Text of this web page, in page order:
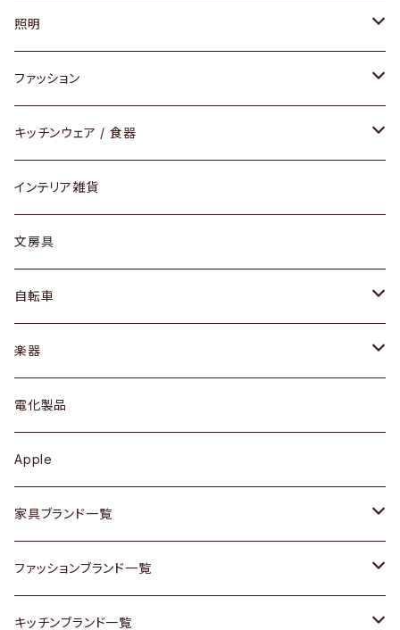
ソファ / ベンチ
チェア / スツール
ダイニングセット / ダイニングテーブル
ローテーブル / サイドテーブル
デスク / コンソール
ドレッサー
シェルフ
キュリオケース / 飾り棚
カップボード / 食器棚
チェスト
その他家具
Vintageヴィンテージ / Antiqueアンティーク
照明
ペンダントライト
テーブルランプ / デスクスタンド
フロアライト
ファッション
アクセサリー
リング
ピアス / イヤリング
財布
バッグ
アウター
トップス
ワンピース
ボトムス
靴
スカーフ
腕時計
キッチンウェア / 食器
グラス / タンブラー
カップ / マグ
プレート / ボウル
カトラリー
ケトル / ティーポット
鍋 / フライパン
Vintage / ヴィンテージ
銀製品
和物 / 作家物
インテリア雑貨
文房具
自転車
dahon
楽器
ギター
ベース
その他楽器
電化製品
Apple
家具ブランド一覧
ACME Furniture / アクメ ファニチャー
ACTUS / アクタス
ファッションブランド一覧
agnes b / アニエス ベー
キッチンブランド一覧